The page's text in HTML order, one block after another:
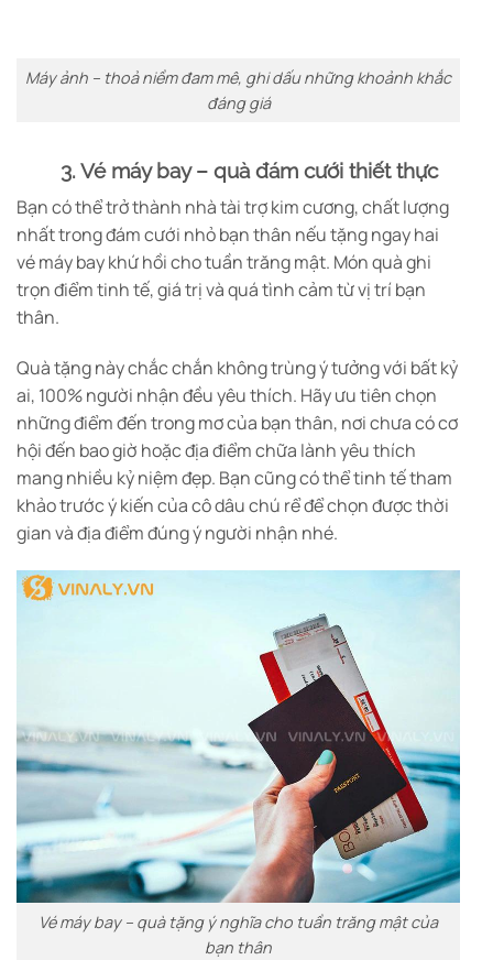
Máy ảnh – thoả niềm đam mê, ghi dấu những khoảnh khắc
đáng giá
3. Vé máy bay – quà đám cưới thiết thực
Bạn có thể trở thành nhà tài trợ kim cương, chất lượng
nhất trong đám cưới nhỏ bạn thân nếu tặng ngay hai
vé máy bay khứ hồi cho tuần trăng mật. Món quà ghi
trọn điểm tinh tế, giá trị và quá tình cảm từ vị trí bạn
thân.
Quà tặng này chắc chắn không trùng ý tưởng với bất kỷ
ai, 100% người nhận đều yêu thích. Hãy ưu tiên chọn
những điểm đến trong mơ của bạn thân, nơi chưa có cơ
hội đến bao giờ hoặc địa điểm chữa lành yêu thích
mang nhiều kỷ niệm đẹp. Bạn cũng có thể tinh tế tham
khảo trước ý kiến của cô dâu chú rể để chọn được thời
gian và địa điểm đúng ý người nhận nhé.
Vé máy bay – quà tặng ý nghĩa cho tuần trăng mật của
bạn thân